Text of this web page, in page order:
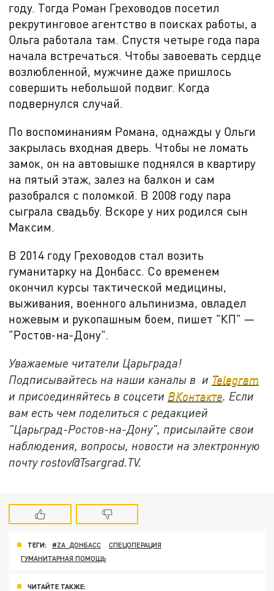
году. Тогда Роман Греховодов посетил
рекрутинговое агентство в поисках работы, а
Ольга работала там. Спустя четыре года пара
начала встречаться. Чтобы завоевать сердце
возлюбленной, мужчине даже пришлось
совершить небольшой подвиг. Когда
подвернулся случай.
По воспоминаниям Романа, однажды у Ольги
закрылась входная дверь. Чтобы не ломать
замок, он на автовышке поднялся в квартиру
на пятый этаж, залез на балкон и сам
разобрался с поломкой. В 2008 году пара
сыграла свадьбу. Вскоре у них родился сын
Максим.
В 2014 году Греховодов стал возить
гуманитарку на Донбасс. Со временем
окончил курсы тактической медицины,
выживания, военного альпинизма, овладел
ножевым и рукопашным боем, пишет "КП" —
"Ростов-на-Дону".
Уважаемые читатели Царьграда!
Подписывайтесь на наши каналы в и Telegram
и присоединяйтесь в соцсети ВКонтакте. Если
вам есть чем поделиться с редакцией
"Царьград-Ростов-на-Дону", присылайте свои
наблюдения, вопросы, новости на электронную
почту rostov@Tsargrad.ТV.
ТЕГИ: #ZA_ДОНБАСС
СПЕЦОПЕРАЦИЯ
ГУМАНИТАРНАЯ ПОМОЩЬ
ЧИТАЙТЕ ТАКЖЕ: